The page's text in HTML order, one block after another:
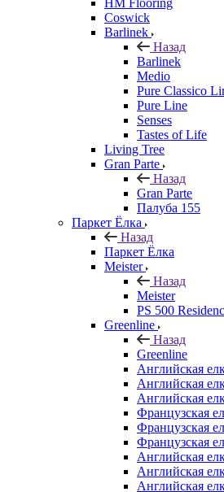
HM Flooring
Coswick
Barlinek
Назад
Barlinek
Medio
Pure Classico
Pure Line
Senses
Tastes of Life
Living Tree
Gran Parte
Назад
Gran Parte
Палуба 155
Паркет Ёлка
Назад
Паркет Ёлка
Meister
Назад
Meister
PS 500
Greenline
Назад
Greenline
Английская
Английская
Английская
Французская
Французская
Французская
Английская
Английская
Английская